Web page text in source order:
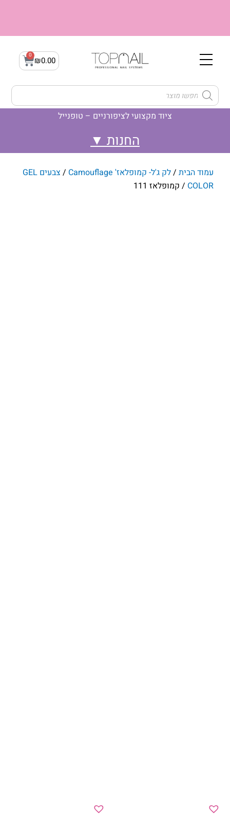
₪0.00
0
עגלת
קניות
Products
search
ציוד מקצועי לציפורניים – טופנייל
עמוד הבית /לק ג'ל- קמופלאז' Camouflage /
צבעים GEL
COLOR / קמופלאז 111